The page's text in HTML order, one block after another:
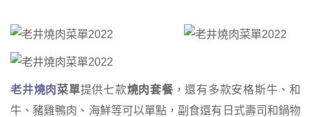
老井燒肉菜單提供七款燒肉套餐 ，還有多款安格斯牛、和
牛、豬雞鴨肉、海鮮等可以單點，副食還有日式壽司和鍋物